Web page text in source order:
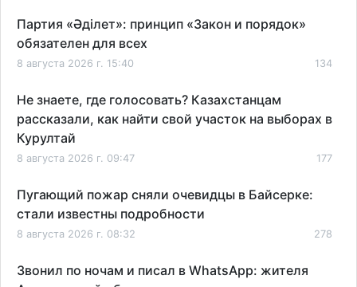
Партия «Әділет»: принцип «Закон и порядок»
обязателен для всех
8 августа 2026 г. 15:40 134
Не знаете, где голосовать? Казахстанцам
рассказали, как найти свой участок на выборах в
Курултай
8 августа 2026 г. 09:47 177
Пугающий пожар сняли очевидцы в Байсерке:
стали известны подробности
8 августа 2026 г. 08:32 278
Звонил по ночам и писал в WhatsApp: жителя